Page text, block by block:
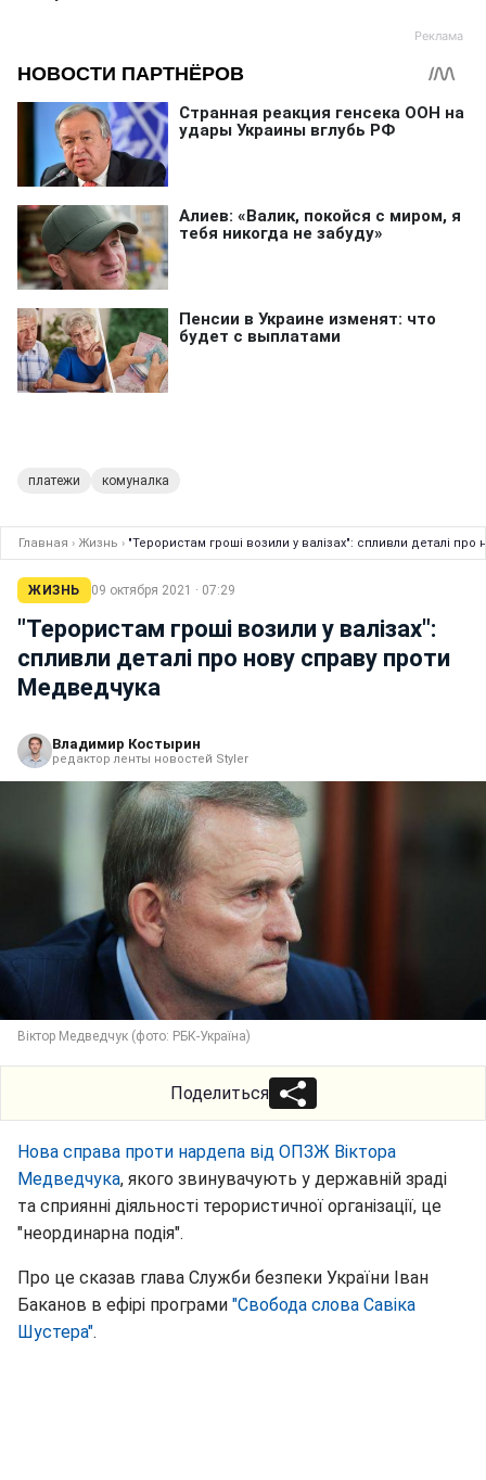
платежи комуналка
Главная › Жизнь › "Терористам гроші возили у валізах": спливли деталі
ЖИЗНЬ 09 октября 2021 · 07:29
"Терористам гроші возили у валізах":
спливли деталі про нову справу проти
Медведчука
Владимир Костырин
редактор ленты новостей Styler
Віктор Медведчук (фото: РБК-Україна)
Поделиться
Нова справа проти нардепа від ОПЗЖ Віктора
Медведчука, якого звинувачують у державній зраді
та сприянні діяльності терористичної організації, це
"неординарна подія".
Про це сказав глава Служби безпеки України Іван
Баканов в ефірі програми "Свобода слова Савіка
Шустера".